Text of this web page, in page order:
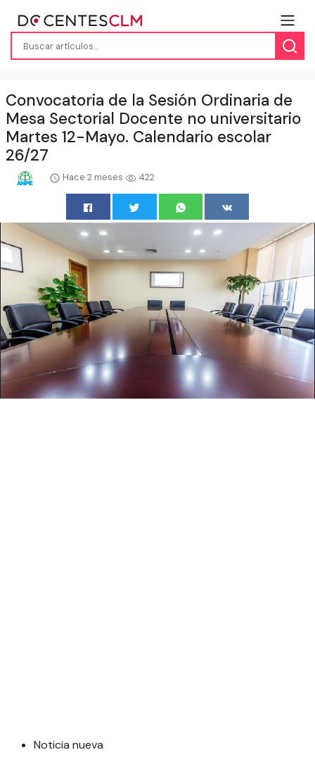
Convocatoria de la Sesión Ordinaria de
Mesa Sectorial Docente no universitario
Martes 12-Mayo. Calendario escolar
26/27
Hace 2 meses 422
Noticia nueva